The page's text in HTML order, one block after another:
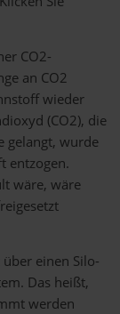
CO2-
an CO2
wieder
(CO2), die
gelangt, wurde
entzogen.
wäre, wäre
einen Silo-
Das heißt,
werden